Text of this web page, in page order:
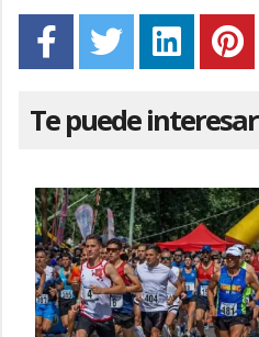
Te puede interesar